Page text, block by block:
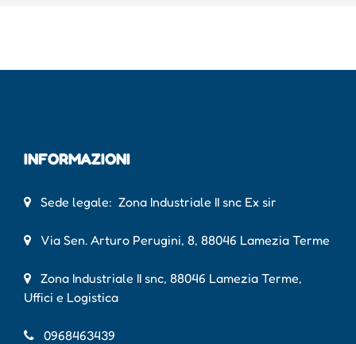
INFORMAZIONI
Sede legale: Zona Industriale II snc Ex sir
Via Sen. Arturo Perugini, 8, 88046 Lamezia Terme
Zona Industriale II snc, 88046 Lamezia Terme,
Uffici e Logistica
0968463439